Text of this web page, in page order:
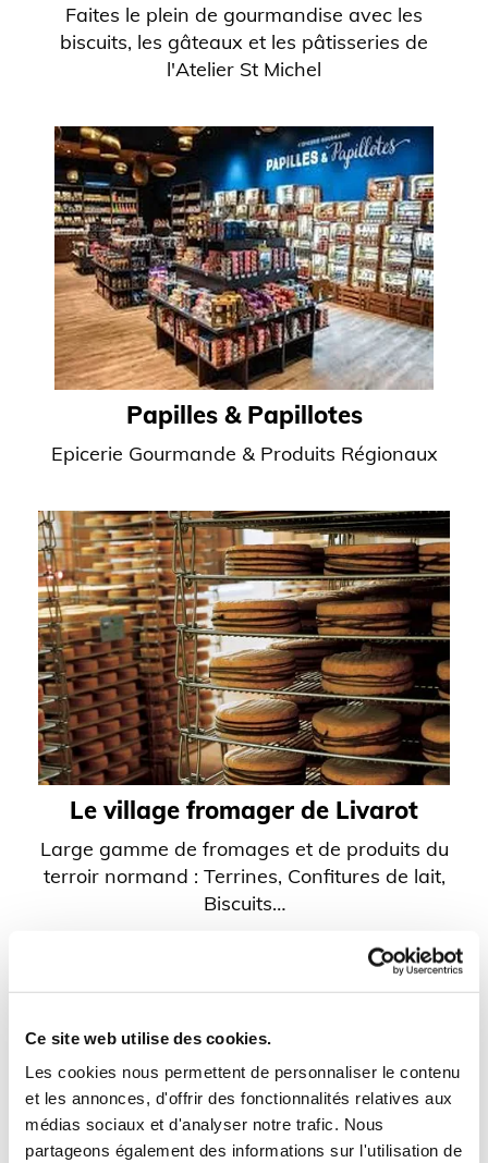
Ce site web utilise des cookies.
Les cookies nous permettent de personnaliser le contenu
et les annonces, d'offrir des fonctionnalités relatives aux
médias sociaux et d'analyser notre trafic. Nous
partageons également des informations sur l'utilisation de
Faites le plein de gourmandise avec les
biscuits, les gâteaux et les pâtisseries de
l'Atelier St Michel
Papilles & Papillotes
Epicerie Gourmande & Produits Régionaux
Le village fromager de Livarot
Large gamme de fromages et de produits du
terroir normand : Terrines, Confitures de lait,
Biscuits…